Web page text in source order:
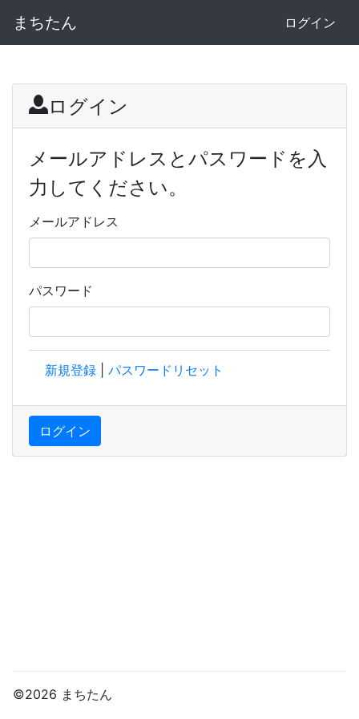
まちたん ログイン
ログイン
メールアドレスとパスワードを入
力してください。
メールアドレス
パスワード
新規登録 パスワードリセット
ログイン
©2026 まちたん